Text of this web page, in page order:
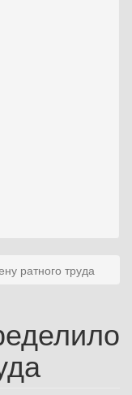
ратного труда